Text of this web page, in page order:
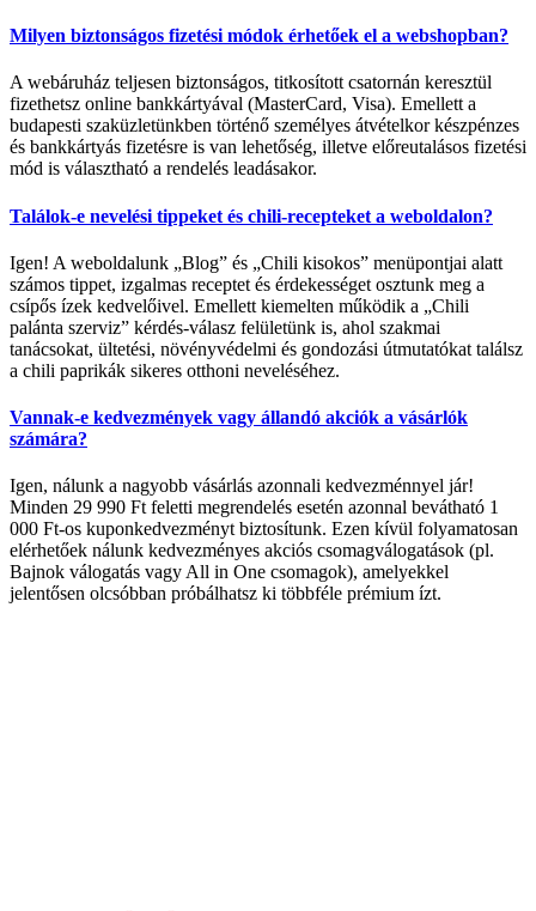
Milyen biztonságos fizetési módok érhetőek el a webshopban?
A webáruház teljesen biztonságos, titkosított csatornán keresztül
fizethetsz online bankkártyával (MasterCard, Visa). Emellett a
budapesti szaküzletünkben történő személyes átvételkor készpénzes
és bankkártyás fizetésre is van lehetőség, illetve előreutalásos fizetési
mód is választható a rendelés leadásakor.
Találok-e nevelési tippeket és chili-recepteket a weboldalon?
Igen! A weboldalunk „Blog” és „Chili kisokos” menüpontjai alatt
számos tippet, izgalmas receptet és érdekességet osztunk meg a
csípős ízek kedvelőivel. Emellett kiemelten működik a „Chili
palánta szerviz” kérdés-válasz felületünk is, ahol szakmai
tanácsokat, ültetési, növényvédelmi és gondozási útmutatókat találsz
a chili paprikák sikeres otthoni neveléséhez.
Vannak-e kedvezmények vagy állandó akciók a vásárlók
számára?
Igen, nálunk a nagyobb vásárlás azonnali kedvezménnyel jár!
Minden 29 990 Ft feletti megrendelés esetén azonnal bevátható 1
000 Ft-os kuponkedvezményt biztosítunk. Ezen kívül folyamatosan
elérhetőek nálunk kedvezményes akciós csomagválogatások (pl.
Bajnok válogatás vagy All in One csomagok), amelyekkel
jelentősen olcsóbban próbálhatsz ki többféle prémium ízt.